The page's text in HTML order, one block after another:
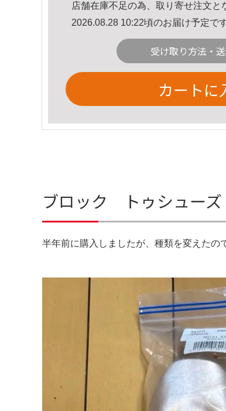
店舗在庫不足の為、取り寄せ注文と
2026.08.28 10:22頃のお届け予定です
受け取り方法・
カートに
ブロック トゥシュー
半年前に購入しましたが、種類を変えたの